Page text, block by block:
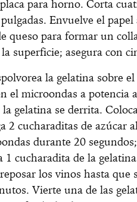
para horno. Corta
Envuelve el papel
queso para formar un
superficie; asegura con
la gelatina sobre
el microondas a potencia
gelatina se derrita.
2 cucharaditas de azúcar
durante 20
1 cucharadita de la
los vinos hasta que
Vierte una de las